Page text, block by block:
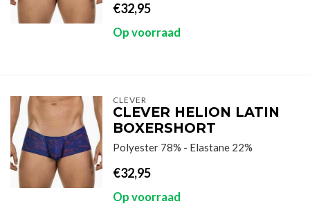
€32,95
Op voorraad
CLEVER
CLEVER HELION LATIN
BOXERSHORT
Polyester 78% - Elastane 22%
€32,95
Op voorraad